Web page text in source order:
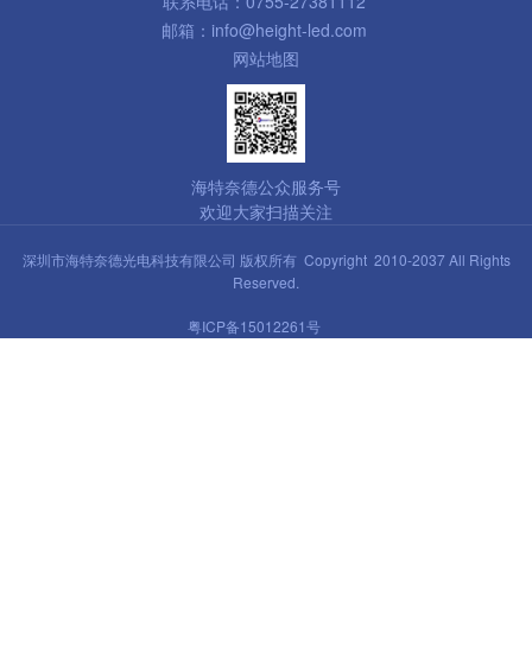
邮箱：info@height-led.com
网站地图
海特奈德公众服务号
欢迎大家扫描关注
深圳市海特奈德光电科技有限公司 版权所有 Copyright 2010-2037 All Rights
Reserved.
粤ICP备15012261号